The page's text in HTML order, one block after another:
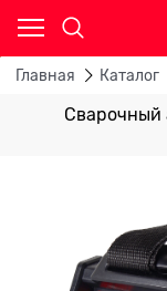
Главная Каталог
Сварочный